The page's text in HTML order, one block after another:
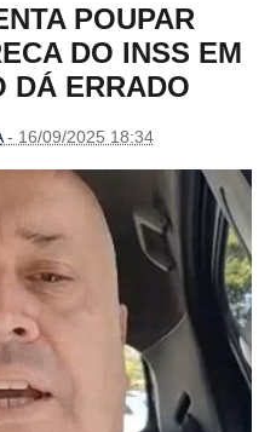
POUPAR
DO INSS EM
DÁ ERRADO
- 16/09/2025 18:34